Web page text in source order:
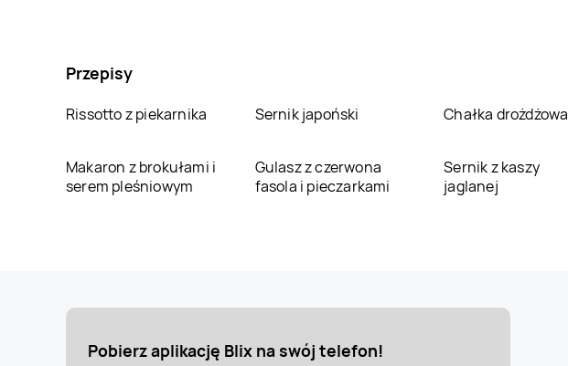
Przepisy
Rissotto z piekarnika Sernik japoński Chałka drożdżowa
Makaron z brokułami i
serem pleśniowym
Gulasz z czerwona
fasola i pieczarkami
Sernik z kaszy
jaglanej
Pobierz aplikację Blix na swój telefon!